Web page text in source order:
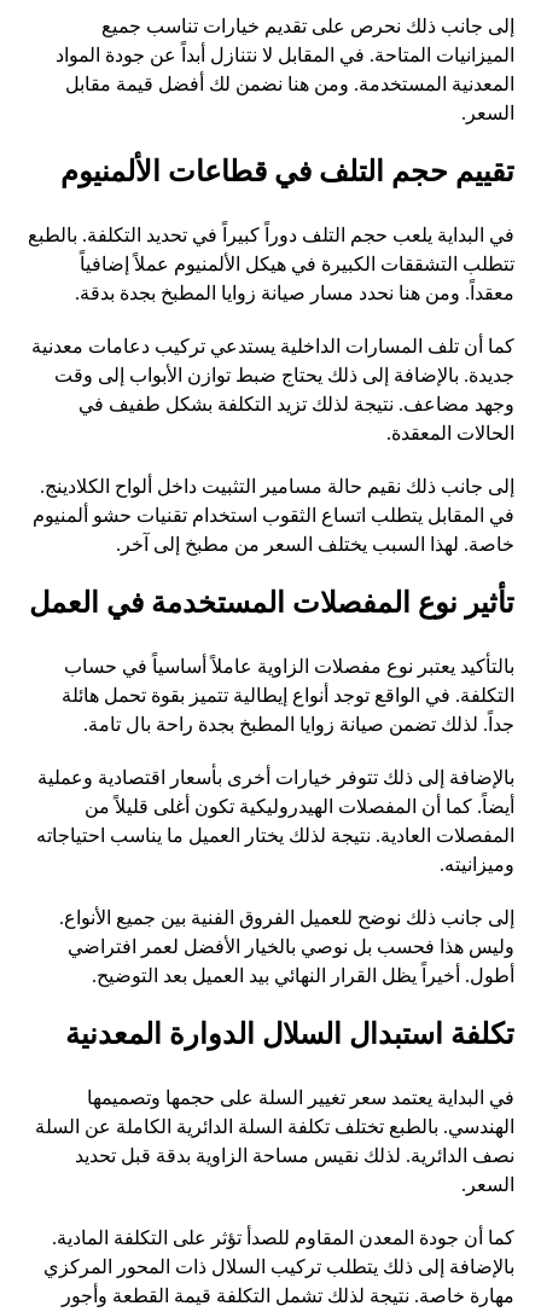
إلى جانب ذلك نحرص على تقديم خيارات تناسب جميع
الميزانيات المتاحة. في المقابل لا نتنازل أبداً عن جودة المواد
المعدنية المستخدمة. ومن هنا نضمن لك أفضل قيمة مقابل
السعر.
تقييم حجم التلف في قطاعات الألمنيوم
في البداية يلعب حجم التلف دوراً كبيراً في تحديد التكلفة. بالطبع
تتطلب التشققات الكبيرة في هيكل الألمنيوم عملاً إضافياً
معقداً. ومن هنا نحدد مسار صيانة زوايا المطبخ بجدة بدقة.
كما أن تلف المسارات الداخلية يستدعي تركيب دعامات معدنية
جديدة. بالإضافة إلى ذلك يحتاج ضبط توازن الأبواب إلى وقت
وجهد مضاعف. نتيجة لذلك تزيد التكلفة بشكل طفيف في
الحالات المعقدة.
إلى جانب ذلك نقيم حالة مسامير التثبيت داخل ألواح الكلادينج.
في المقابل يتطلب اتساع الثقوب استخدام تقنيات حشو ألمنيوم
خاصة. لهذا السبب يختلف السعر من مطبخ إلى آخر.
تأثير نوع المفصلات المستخدمة في العمل
بالتأكيد يعتبر نوع مفصلات الزاوية عاملاً أساسياً في حساب
التكلفة. في الواقع توجد أنواع إيطالية تتميز بقوة تحمل هائلة
جداً. لذلك تضمن صيانة زوايا المطبخ بجدة راحة بال تامة.
بالإضافة إلى ذلك تتوفر خيارات أخرى بأسعار اقتصادية وعملية
أيضاً. كما أن المفصلات الهيدروليكية تكون أغلى قليلاً من
المفصلات العادية. نتيجة لذلك يختار العميل ما يناسب احتياجاته
وميزانيته.
إلى جانب ذلك نوضح للعميل الفروق الفنية بين جميع الأنواع.
وليس هذا فحسب بل نوصي بالخيار الأفضل لعمر افتراضي
أطول. أخيراً يظل القرار النهائي بيد العميل بعد التوضيح.
تكلفة استبدال السلال الدوارة المعدنية
في البداية يعتمد سعر تغيير السلة على حجمها وتصميمها
الهندسي. بالطبع تختلف تكلفة السلة الدائرية الكاملة عن السلة
نصف الدائرية. لذلك نقيس مساحة الزاوية بدقة قبل تحديد
السعر.
كما أن جودة المعدن المقاوم للصدأ تؤثر على التكلفة المادية.
بالإضافة إلى ذلك يتطلب تركيب السلال ذات المحور المركزي
مهارة خاصة. نتيجة لذلك تشمل التكلفة قيمة القطعة وأجور